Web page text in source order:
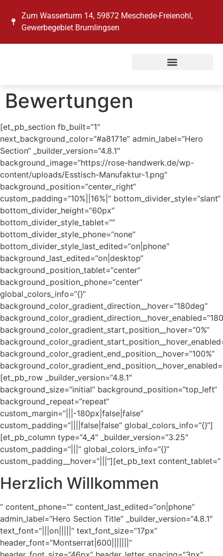
Zum Wasserturm 14, 59872 Meschede-Freienohl,
Gewerbegebiet Brumlingsen
Bewertungen
[et_pb_section fb_built=“1″
next_background_color=“#a8171e“ admin_label=“Hero
Section“ _builder_version=“4.8.1″
background_image=“https://rose-handwerk.de/wp-
content/uploads/Esstisch-Manufaktur-1.png“
background_position=“center_right“
custom_padding=“10%||16%|“ bottom_divider_style=“slant“
bottom_divider_height=“60px“
bottom_divider_style_tablet=““
bottom_divider_style_phone=“none“
bottom_divider_style_last_edited=“on|phone“
background_last_edited=“on|desktop“
background_position_tablet=“center“
background_position_phone=“center“
global_colors_info=“{}“
background_color_gradient_direction__hover=“180deg“
background_color_gradient_start_position__hover=“0%“
background_color_gradient_end_position__hover=“100%“
[et_pb_row _builder_version=“4.8.1″
background_size=“initial“ background_position=“top_left“
background_repeat=“repeat“
custom_margin=“|||-180px|false|false“
custom_padding=“||||false|false“ global_colors_info=“{}“]
[et_pb_column type=“4_4″ _builder_version=“3.25″
custom_padding=“|||“ global_colors_info=“{}“
custom_padding__hover=“|||“][et_pb_text content_tablet=“
Herzlich Willkommen
“ content_phone=““ content_last_edited=“on|phone“
admin_label=“Hero Section Title“ _builder_version=“4.8.1″
text_font=“|||on|||||“ text_font_size=“17px“
header_font=“Montserrat|600|||||||“